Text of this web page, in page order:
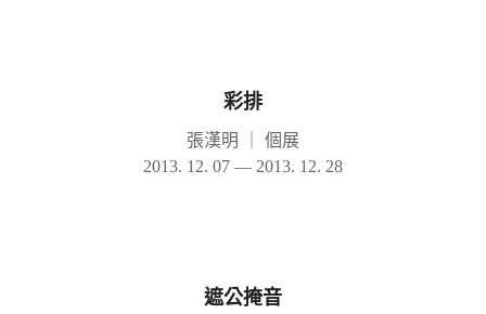
彩排
張漢明
個展
2013. 12. 07 — 2013. 12. 28
遮公掩音